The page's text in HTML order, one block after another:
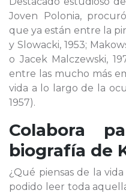
Joven Polonia,
que ya están entre la
y Slowacki, 1953;
o Jacek Malczewski,
entre las mucho más
vida a lo largo de la
1957).
Colabora
biografía de
¿Qué piensas de la
podido leer toda